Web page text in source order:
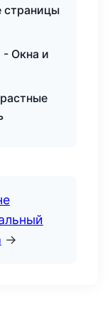
страницы
- Окна и
→